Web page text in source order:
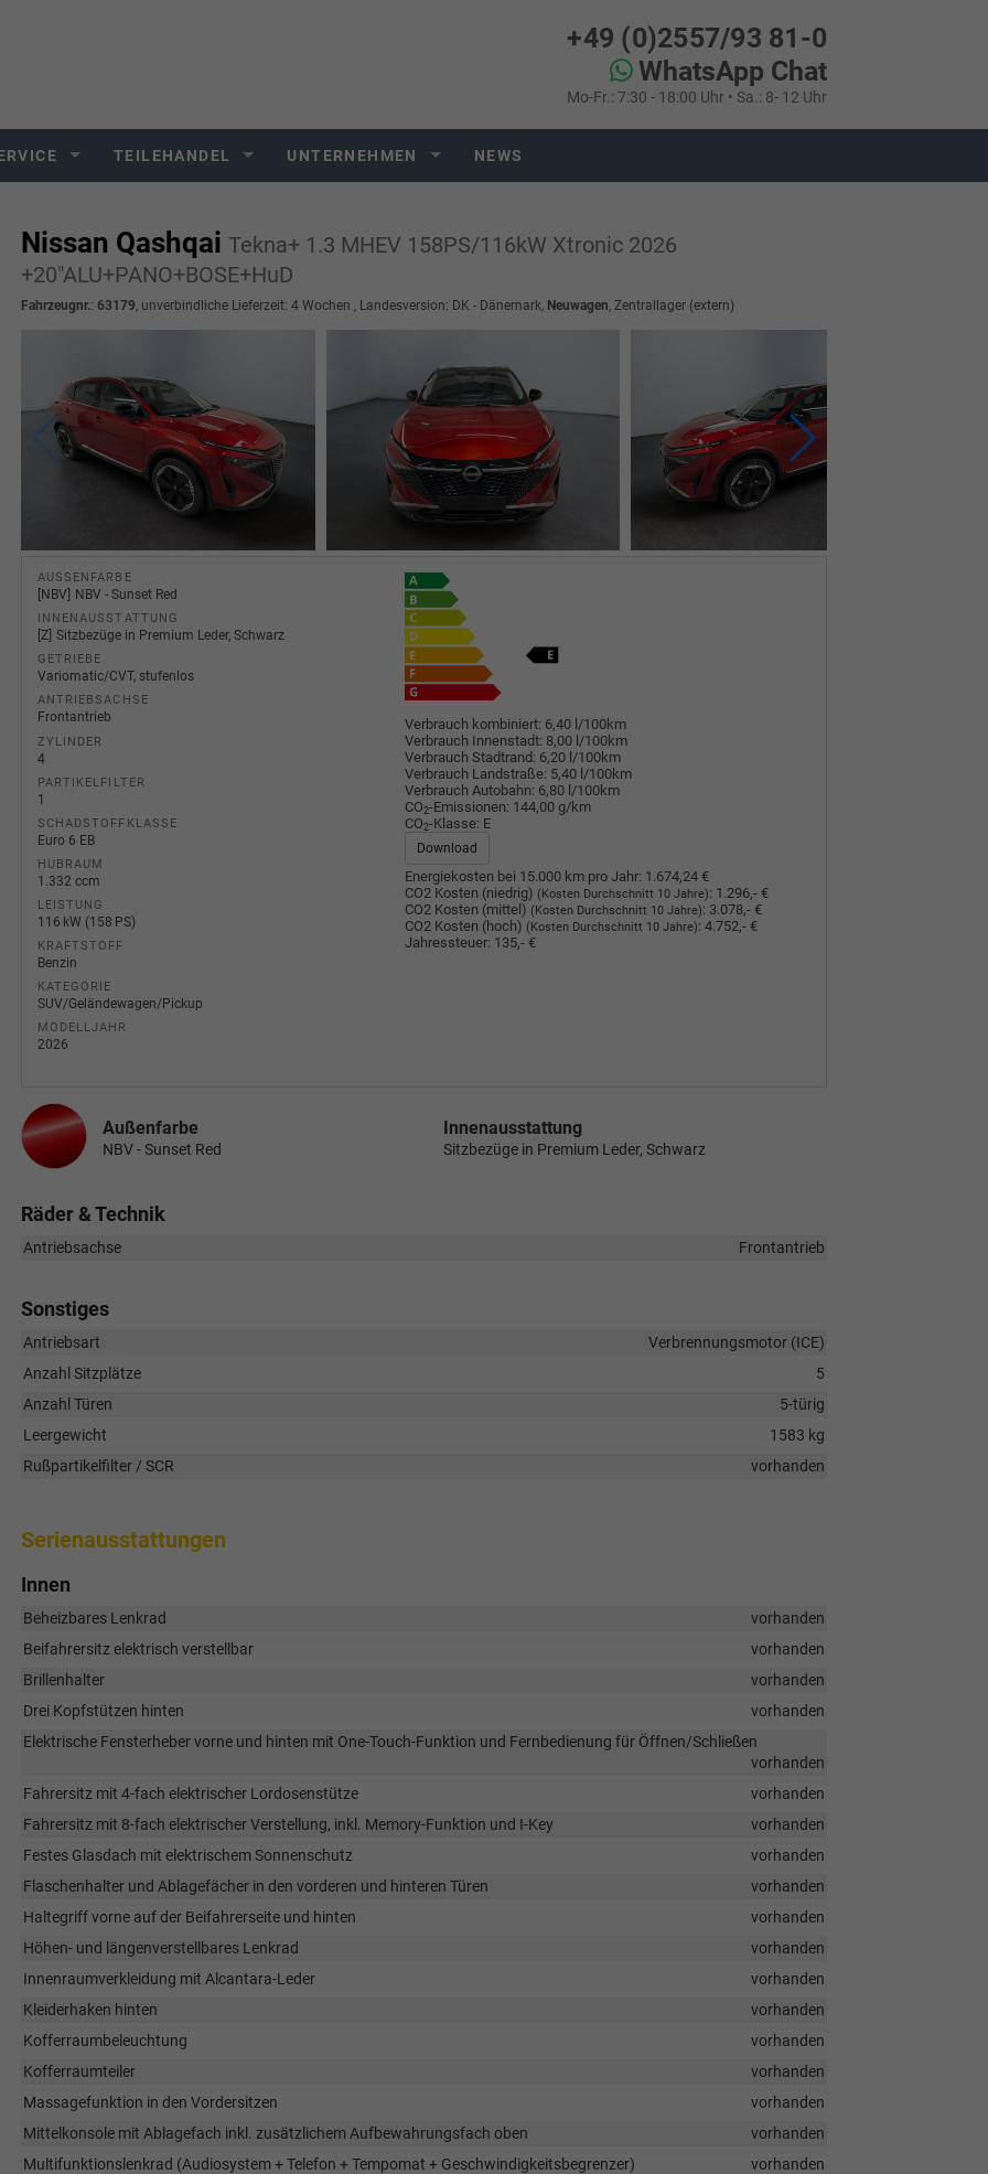
+49 (0)2557/93 81-0
WhatsApp Chat
Mo-Fr.: 7:30 - 18:00 Uhr • Sa.: 8- 12 Uhr
TEILEHANDEL UNTERNEHMEN NEWS
Nissan Qashqai Tekna+ 1.3 MHEV 158PS/116kW Xtronic 2026
+20"ALU+PANO+BOSE+HuD
Fahrzeugnr.: 63179, unverbindliche Lieferzeit: 4 Wochen , Landesversion: DK - Dänemark, Neuwagen, Zentrallager (extern)
AUSSENFARBE
NBV NBV - Sunset Red
INNENAUSSTATTUNG
Z Sitzbezüge in Premium Leder, Schwarz
GETRIEBE
Variomatic/CVT, stufenlos
ANTRIEBSACHSE
Frontantrieb
ZYLINDER
4
PARTIKELFILTER
1
SCHADSTOFFKLASSE
Euro 6 EB
HUBRAUM
1.332 ccm
LEISTUNG
116 kW (158 PS)
KRAFTSTOFF
Benzin
KATEGORIE
SUV/Geländewagen/Pickup
MODELLJAHR
2026
Verbrauch kombiniert: 6,40 l/100km
Verbrauch Innenstadt: 8,00 l/100km
Verbrauch Stadtrand: 6,20 l/100km
Verbrauch Landstraße: 5,40 l/100km
Verbrauch Autobahn: 6,80 l/100km
CO2-Emissionen: 144,00 g/km
CO2-Klasse: E
Download
Energiekosten bei 15.000 km pro Jahr: 1.674,24 €
CO2 Kosten (niedrig) (Kosten Durchschnitt 10 Jahre): 1.296,- €
CO2 Kosten (mittel) (Kosten Durchschnitt 10 Jahre): 3.078,- €
CO2 Kosten (hoch) (Kosten Durchschnitt 10 Jahre): 4.752,- €
Jahressteuer: 135,- €
Außenfarbe
NBV - Sunset Red
Innenausstattung
Sitzbezüge in Premium Leder, Schwarz
Räder & Technik
Antriebsachse Frontantrieb
Sonstiges
Antriebsart
Verbrennungsmotor (ICE)
Anzahl Sitzplätze
5
Anzahl Türen
5-türig
Leergewicht
1583 kg
Rußpartikelfilter / SCR
vorhanden
Serienausstattungen
Innen
Beheizbares Lenkrad
vorhanden
Beifahrersitz elektrisch verstellbar
vorhanden
Brillenhalter
vorhanden
Drei Kopfstützen hinten
vorhanden
Elektrische Fensterheber vorne und hinten mit One-Touch-Funktion und Fernbedienung für Öffnen/Schließen
vorhanden
Fahrersitz mit 4-fach elektrischer Lordosenstütze
vorhanden
Fahrersitz mit 8-fach elektrischer Verstellung, inkl. Memory-Funktion und I-Key
vorhanden
Festes Glasdach mit elektrischem Sonnenschutz
vorhanden
Flaschenhalter und Ablagefächer in den vorderen und hinteren Türen
vorhanden
Haltegriff vorne auf der Beifahrerseite und hinten
vorhanden
Höhen- und längenverstellbares Lenkrad
vorhanden
Innenraumverkleidung mit Alcantara-Leder
vorhanden
Kleiderhaken hinten
vorhanden
Kofferraumbeleuchtung
vorhanden
Kofferraumteiler
vorhanden
Massagefunktion in den Vordersitzen
vorhanden
Mittelkonsole mit Ablagefach inkl. zusätzlichem Aufbewahrungsfach oben
vorhanden
Multifunktionslenkrad (Audiosystem + Telefon + Tempomat + Geschwindigkeitsbegrenzer)
vorhanden